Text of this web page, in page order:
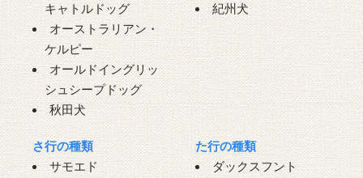
キャトルドッグ
オーストラリアン・
ケルピー
オールドイングリッ
シュシープドッグ
秋田犬
紀州犬
さ行の種類
サモエド
た行の種類
ダックスフント